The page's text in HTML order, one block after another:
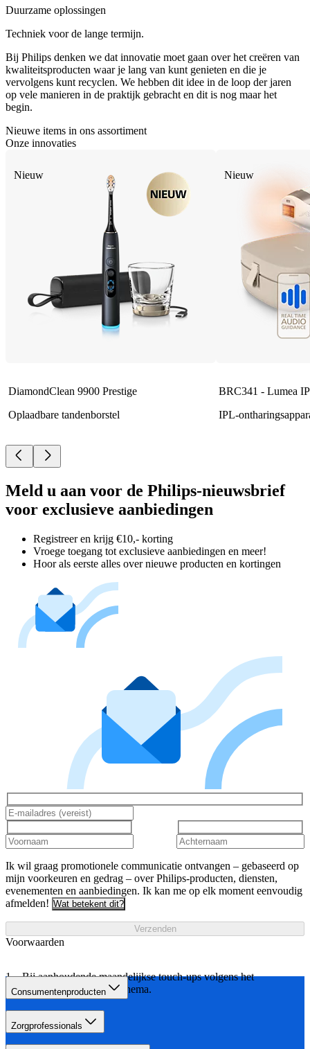
Duurzame oplossingen
Techniek voor de lange termijn.
Bij Philips denken we dat innovatie moet gaan over het creëren van
kwaliteitsproducten waar je lang van kunt genieten en die je
vervolgens kunt recyclen. We hebben dit idee in de loop der jaren
op vele manieren in de praktijk gebracht en dit is nog maar het
begin.
Nieuwe items in ons assortiment
Onze innovaties
Nieuw
DiamondClean 9900 Prestige
Oplaadbare tandenborstel
Nieuw
BRC341 - Lumea
IPL-
Meld u aan voor de Philips-nieuwsbrief
voor exclusieve aanbiedingen
Registreer en krijg €10,- korting
Vroege toegang tot exclusieve aanbiedingen en meer!
Hoor als eerste alles over nieuwe producten en kortingen
Ik wil graag promotionele communicatie ontvangen – gebaseerd op
mijn voorkeuren en gedrag – over Philips-producten, diensten,
evenementen en aanbiedingen. Ik kan me op elk moment eenvoudig
afmelden! Wat betekent dit?
Verzenden
Voorwaarden
Bij aanhoudende maandelijkse touch-ups volgens het
aangegeven behandelschema.
Consumentenproducten
Zorgprofessionals